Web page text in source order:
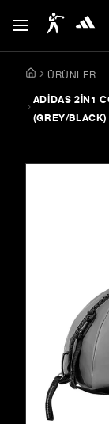
ÜRÜNLER
ADIDAS 2IN1
(GREY/